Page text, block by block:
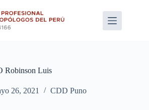
Luis
26, 2021 CDD Puno